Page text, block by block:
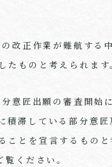
改正作業が難航する
たものと考えられます
意匠出願の審査開始
積滞している部分意
ことを宣言するもの
覧ください。